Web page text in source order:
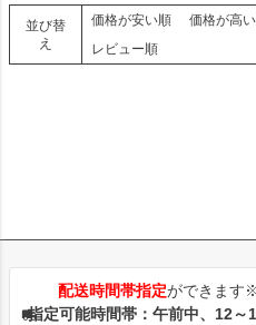
並び替
え
価格が安い順 価格が高
レビュー順
配送時間帯指定ができます
指定可能時間帯：午前中、12